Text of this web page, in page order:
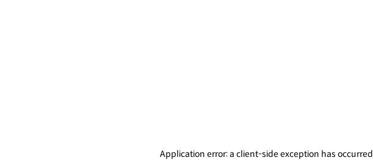
Application error: a client-side exception has occurred